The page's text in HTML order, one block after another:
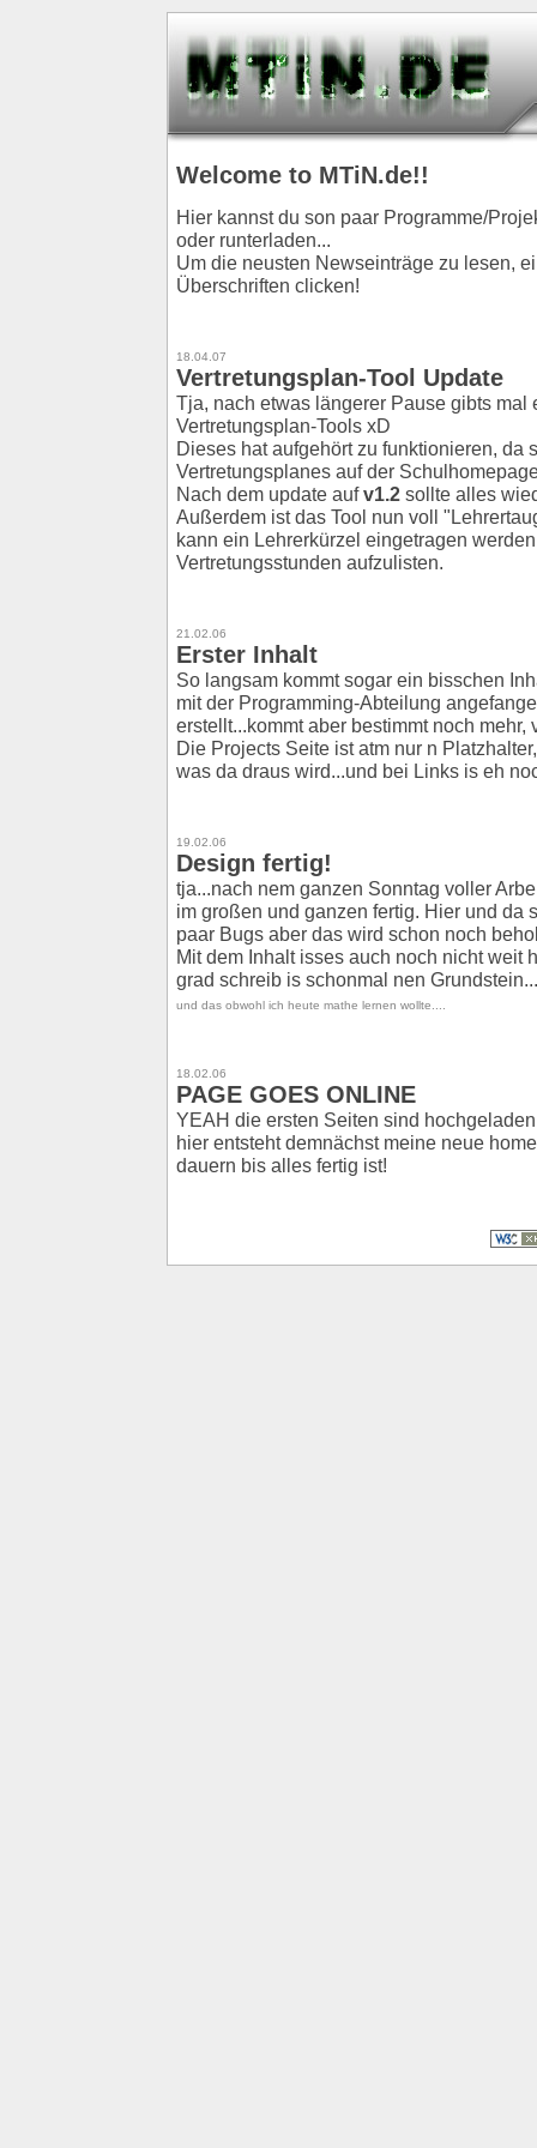
Welcome to MTiN.de!!
Hier kannst du son paar Programme/
oder runterladen...
Um die neusten Newseinträge zu lesen,
Überschriften clicken!
18.04.07
Vertretungsplan-Tool Update
Tja, nach etwas längerer Pause gibts mal
Vertretungsplan-Tools xD
Dieses hat aufgehört zu funktionieren, da
Vertretungsplanes auf der
Nach dem update aufv1.2 sollte alles
Außerdem ist das Tool nun voll
kann ein Lehrerkürzel eingetragen
Vertretungsstunden aufzulisten.
21.02.06
Erster Inhalt
So langsam kommt sogar ein bisschen
mit der Programming-Abteilung
erstellt...kommt aber bestimmt noch mehr,
Die Projects Seite ist atm nur n
was da draus wird...und bei Links is eh
19.02.06
Design fertig!
tja...nach nem ganzen Sonntag voller
im großen und ganzen fertig. Hier und da
paar Bugs aber das wird schon noch
Mit dem Inhalt isses auch noch nicht weit
grad schreib is schonmal nen Grundstein...
und das obwohl ich heute mathe lernen wollte....
18.02.06
PAGE GOES ONLINE
YEAH die ersten Seiten sind
hier entsteht demnächst meine neue
dauern bis alles fertig ist!